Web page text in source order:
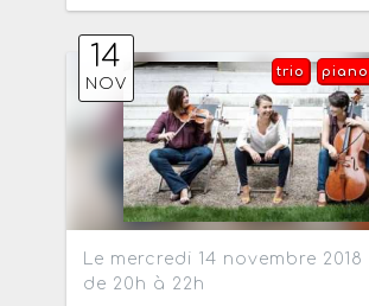
14
NOV
piano
trio
Le mercredi 14 novembre 2018
de 20h à 22h